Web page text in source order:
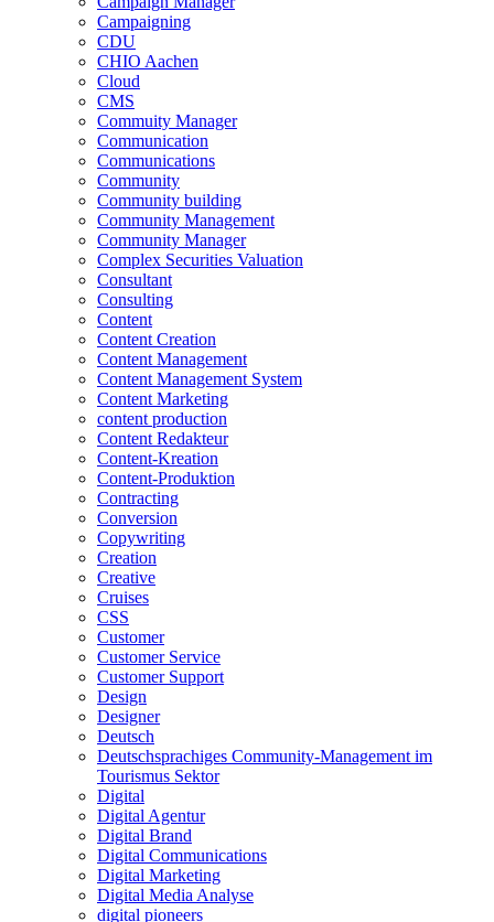
Campaigning
CDU
CHIO Aachen
Cloud
CMS
Commuity Manager
Communication
Communications
Community
Community building
Community Management
Community Manager
Complex Securities Valuation
Consultant
Consulting
Content
Content Creation
Content Management
Content Management System
Content Marketing
content production
Content Redakteur
Content-Kreation
Content-Produktion
Contracting
Conversion
Copywriting
Creation
Creative
Cruises
CSS
Customer
Customer Service
Customer Support
Design
Designer
Deutsch
Deutschsprachiges Community-Management im
Tourismus Sektor
Digital
Digital Agentur
Digital Brand
Digital Communications
Digital Marketing
Digital Media Analyse
digital pioneers